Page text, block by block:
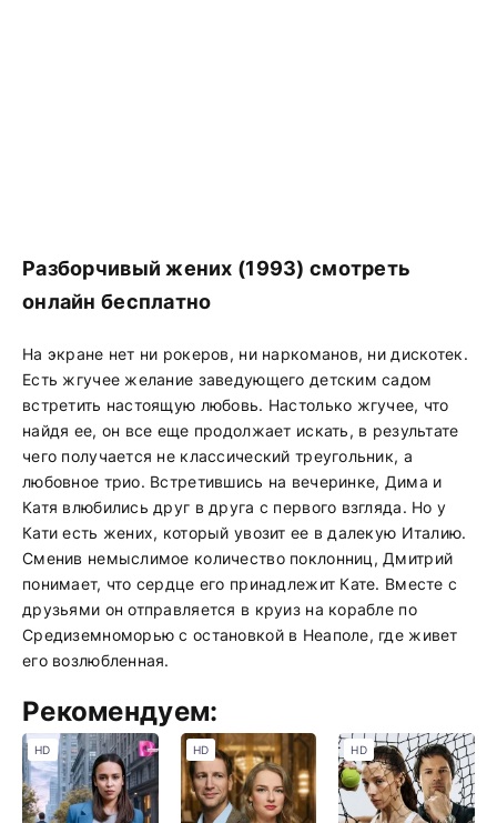
Разборчивый жених (1993) смотреть
онлайн бесплатно
На экране нет ни рокеров, ни наркоманов, ни дискотек.
Есть жгучее желание заведующего детским садом
встретить настоящую любовь. Настолько жгучее, что
найдя ее, он все еще продолжает искать, в результате
чего получается не классический треугольник, а
любовное трио. Встретившись на вечеринке, Дима и
Катя влюбились друг в друга с первого взгляда. Но у
Кати есть жених, который увозит ее в далекую Италию.
Сменив немыслимое количество поклонниц, Дмитрий
понимает, что сердце его принадлежит Кате. Вместе с
друзьями он отправляется в круиз на корабле по
Средиземноморью с остановкой в Неаполе, где живет
его возлюбленная.
Рекомендуем:
HD HD HD